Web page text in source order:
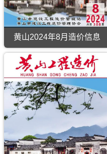
黄山2024年8月造价信息